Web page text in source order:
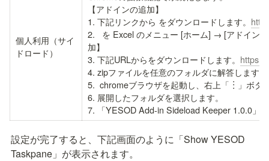
個人利用（サイ
ドロード）
【アドインの追加】
1. 下記リンクから をダウンロードします。
2.
を Excel のメニュー [ホーム] → [アドイン]
加】
3. 下記URLからをダウンロードします。
4. zipファイルを任意のフォルダに解答しま
5.  chromeブラウザを起動し、右上「︙」ボ
6. 展開したフォルダを選択します。
7. 「YESOD Add-in Sideload Keeper 1.0.0」
設定が完了すると、下記画面のように「Show YESOD
Taskpane」が表示されます。